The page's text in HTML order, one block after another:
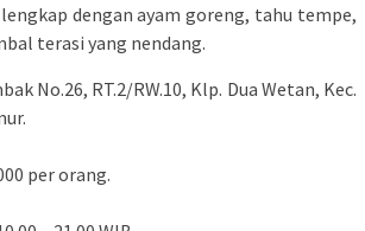
dengan ayam goreng, tahu tempe,
terasi yang nendang.
No.26, RT.2/RW.10, Klp. Dua Wetan, Kec.
per orang.